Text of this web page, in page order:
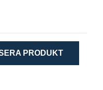
PRODUKT